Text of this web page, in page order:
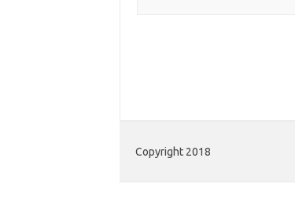
Copyright 2018